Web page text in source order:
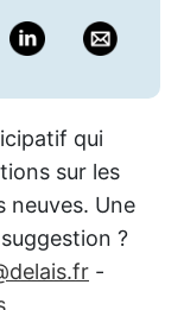
qui
sur les
neuves. Une
?
-